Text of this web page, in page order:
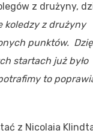
z drużyny,
koledzy z drużyny
punktów.
startach już było
to
z Nicolaia